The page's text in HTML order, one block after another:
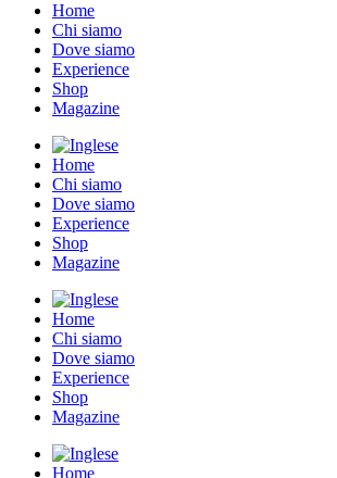
Home
Chi siamo
Dove siamo
Experience
Shop
Magazine
Home
Chi siamo
Dove siamo
Experience
Shop
Magazine
Home
Chi siamo
Dove siamo
Experience
Shop
Magazine
Home